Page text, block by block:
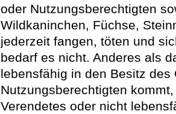
oder Nutzungsberechtigten
Wildkaninchen, Füchse,
jederzeit fangen, töten und
bedarf es nicht. Anderes als
lebensfähig in den Besitz des
Nutzungsberechtigten
Verendetes oder nicht